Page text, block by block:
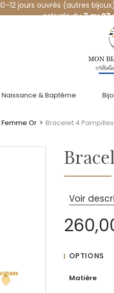
jours ouvrés (autres
estivale du3 au
Naissance & Baptême
Or > Bracelet 4
Voir
OPTIONS
Matière